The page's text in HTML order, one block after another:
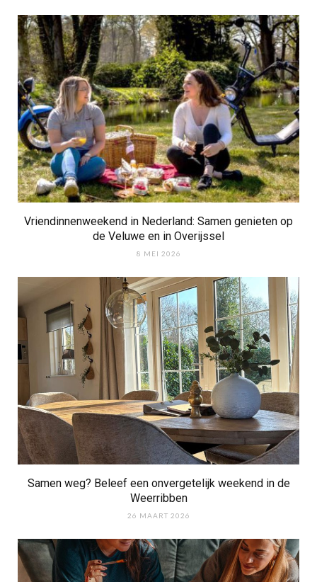
Vriendinnenweekend in Nederland: Samen genieten op
de Veluwe en in Overijssel
8 MEI 2026
Samen weg? Beleef een onvergetelijk weekend in de
Weerribben
26 MAART 2026